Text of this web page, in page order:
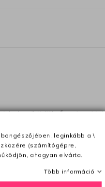
és elküldjük Önnek a
a rendelési számot,
számítva
leginkább a \
(számítógépre,
ahogyan elvárta.
Több információ